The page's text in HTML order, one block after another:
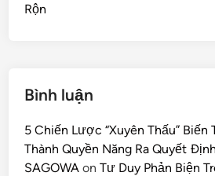
Rộn
Bình luận
5 Chiến Lược “Xuyên Thấu” Biến
Thành Quyền Năng Ra Quyết
SAGOWA onTư Duy Phản Biện